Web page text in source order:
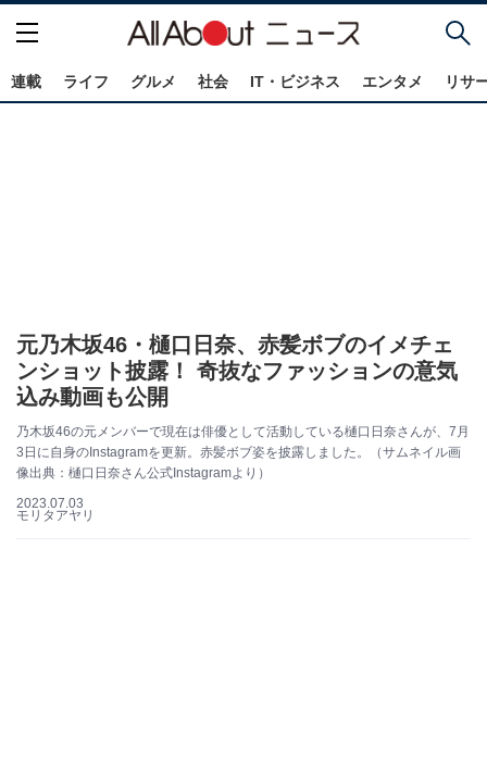
連載 ライフ グルメ 社会 IT・ビジネス エンタメ リサ
元乃木坂46・樋口日奈、赤髪ボブのイメチェ
ンショット披露！ 奇抜なファッションの意気
込み動画も公開
乃木坂46の元メンバーで現在は俳優として活動している樋口日奈さんが、7月
3日に自身のInstagramを更新。赤髪ボブ姿を披露しました。（サムネイル画
像出典：樋口日奈さん公式Instagramより）
2023.07.03
モリタアヤリ